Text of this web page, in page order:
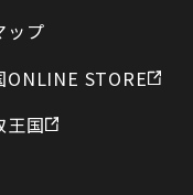
ップ
ONLINE STORE
王国